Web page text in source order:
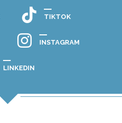
TIKTOK
INSTAGRAM
LINKEDIN